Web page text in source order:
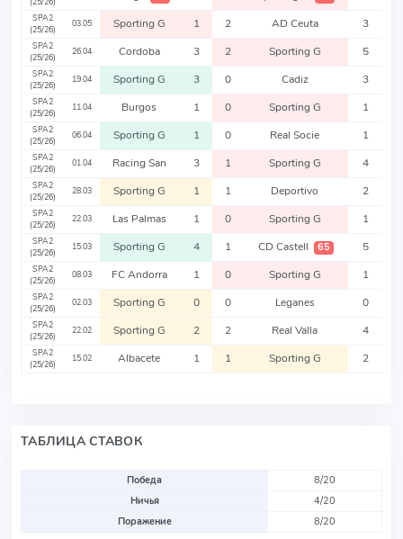
SPA2
(25/26)
03.05 Sporting G 1 2 AD Ceuta 3
SPA2
(25/26)
26.04 Cordoba 3 2 Sporting G 5
SPA2
(25/26)
19.04 Sporting G 3 0 Cadiz 3
SPA2
(25/26)
11.04 Burgos 1 0 Sporting G 1
SPA2
(25/26)
06.04 Sporting G 1 0 Real Socie 1
SPA2
(25/26)
01.04 Racing San 3 1 Sporting G 4
SPA2
(25/26)
28.03 Sporting G 1 1 Deportivo 2
SPA2
(25/26)
22.03 Las Palmas 1 0 Sporting G 1
SPA2
(25/26)
15.03 Sporting G 4 1 CD Castell 65 5
SPA2
(25/26)
08.03 FC Andorra 1 0 Sporting G 1
SPA2
(25/26)
02.03 Sporting G 0 0 Leganes 0
SPA2
(25/26)
22.02 Sporting G 2 2 Real Valla 4
SPA2
(25/26)
15.02 Albacete 1 1 Sporting G 2
ТАБЛИЦА СТАВОК
Победа
8/20
Ничья
4/20
Поражение
8/20